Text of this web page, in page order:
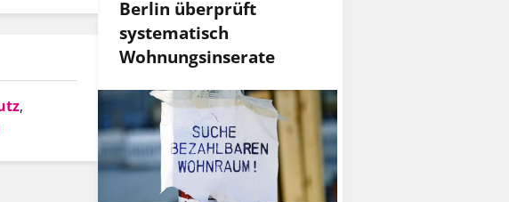
,
Berlin überprüft
systematisch
Wohnungsinserate